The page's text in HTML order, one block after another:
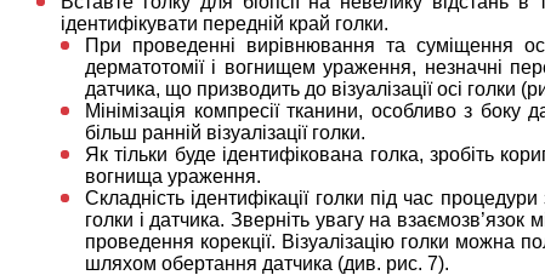
ідентифікувати передній край голки.
При проведенні вирівнювання та суміщення
дерматотомії і вогнищем ураження, незначні
датчика, що призводить до візуалізації осі голки
Мінімізація компресії тканини, особливо з
більш ранній візуалізації голки.
Як тільки буде ідентифікована голка, зробіть
вогнища ураження.
Складність ідентифікації голки під час
голки і датчика. Зверніть увагу на
проведення корекції. Візуалізацію голки
шляхом обертання датчика (див. рис. 7).